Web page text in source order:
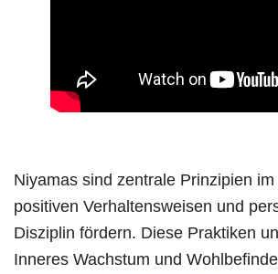
Niyamas sind zentrale Prinzipien im
positiven Verhaltensweisen und
Disziplin fördern. Diese Praktiken
Inneres Wachstum und